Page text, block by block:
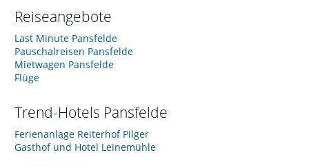
Reiseangebote
Last Minute Pansfelde
Pauschalreisen Pansfelde
Mietwagen Pansfelde
Flüge
Trend-Hotels Pansfelde
Ferienanlage Reiterhof Pilger
Gasthof und Hotel Leinemühle